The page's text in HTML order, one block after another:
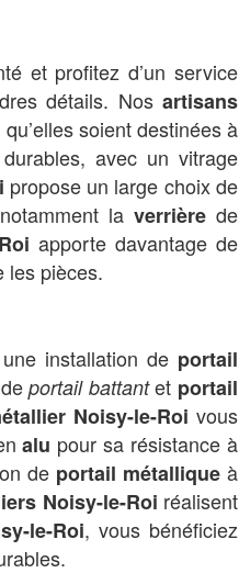
et profitez d’un service
détails. Nos artisans
qu’elles soient destinées à
avec un vitrage
propose un large choix de
la verrière de
apporte davantage de
les pièces.
installation de portail
deportail battantet portail
Noisy-le-Roi vous
alu pour sa résistance à
de portail métalliqueà
Noisy-le-Roi réalisent
le-Roi, vous bénéficiez